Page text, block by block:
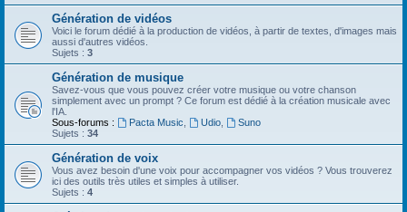
Génération de vidéos
Voici le forum dédié à la production de vidéos, à partir de textes, d'images mais
aussi d'autres vidéos.
Sujets : 3
Génération de musique
Savez-vous que vous pouvez créer votre musique ou votre chanson
simplement avec un prompt ? Ce forum est dédié à la création musicale avec
l'IA.
Sous-forums :
Pacta Music Udio,
Suno
Sujets : 34
Génération de voix
Vous avez besoin d'une voix pour accompagner vos vidéos ? Vous trouverez
ici des outils très utiles et simples à utiliser.
Sujets : 4